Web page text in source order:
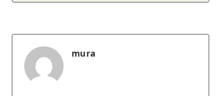
mura